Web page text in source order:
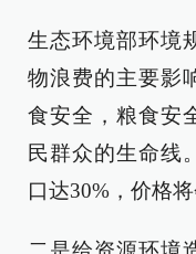
生态环境部环境
物浪费的主要影
食安全，粮食安
民群众的生命线
口达30%，价格将